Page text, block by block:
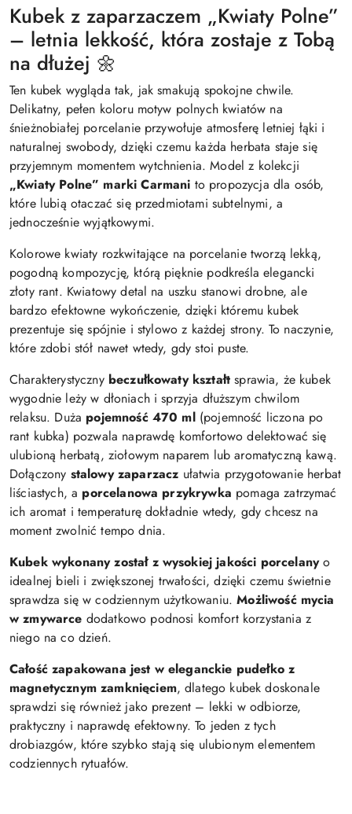
Kubek z zaparzaczem „Kwiaty Polne”
– letnia lekkość, która zostaje z Tobą
na dłużej 🌼
Ten kubek wygląda tak, jak smakują spokojne chwile.
Delikatny, pełen koloru motyw polnych kwiatów na
śnieżnobiałej porcelanie przywołuje atmosferę letniej łąki i
naturalnej swobody, dzięki czemu każda herbata staje się
przyjemnym momentem wytchnienia. Model z kolekcji
„Kwiaty Polne” marki Carmani to propozycja dla osób,
które lubią otaczać się przedmiotami subtelnymi, a
jednocześnie wyjątkowymi.
Kolorowe kwiaty rozkwitające na porcelanie tworzą lekką,
pogodną kompozycję, którą pięknie podkreśla elegancki
złoty rant. Kwiatowy detal na uszku stanowi drobne, ale
bardzo efektowne wykończenie, dzięki któremu kubek
prezentuje się spójnie i stylowo z każdej strony. To naczynie,
które zdobi stół nawet wtedy, gdy stoi puste.
Charakterystyczny beczułkowaty kształt sprawia, że kubek
wygodnie leży w dłoniach i sprzyja dłuższym chwilom
relaksu. Duża pojemność 470 ml(pojemność liczona po
rant kubka) pozwala naprawdę komfortowo delektować się
ulubioną herbatą, ziołowym naparem lub aromatyczną kawą.
Dołączony stalowy zaparzacz ułatwia przygotowanie herbat
liściastych, a porcelanowa przykrywka pomaga zatrzymać
ich aromat i temperaturę dokładnie wtedy, gdy chcesz na
moment zwolnić tempo dnia.
Kubek wykonany został z wysokiej jakości porcelanyo
idealnej bieli i zwiększonej trwałości, dzięki czemu świetnie
sprawdza się w codziennym użytkowaniu.Możliwość mycia
w zmywarce dodatkowo podnosi komfort korzystania z
niego na co dzień.
Całość zapakowana jest w eleganckie pudełko z
magnetycznym zamknięciem, dlatego kubek doskonale
sprawdzi się również jako prezent – lekki w odbiorze,
praktyczny i naprawdę efektowny. To jeden z tych
drobiazgów, które szybko stają się ulubionym elementem
codziennych rytuałów.